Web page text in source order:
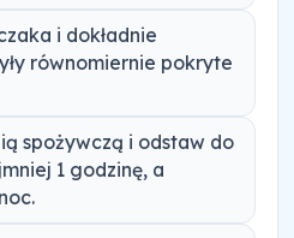
i dokładnie
równomiernie pokryte
spożywczą i odstaw do
1 godzinę, a